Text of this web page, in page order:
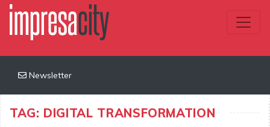
Newsletter
TAG: DIGITAL TRANSFORMATION